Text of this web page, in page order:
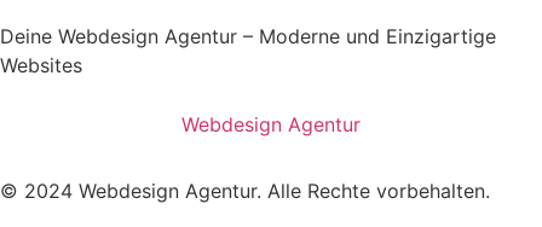
Deine Webdesign Agentur – Moderne und Einzigartige
Websites
Webdesign Agentur
© 2024 Webdesign Agentur. Alle Rechte vorbehalten.